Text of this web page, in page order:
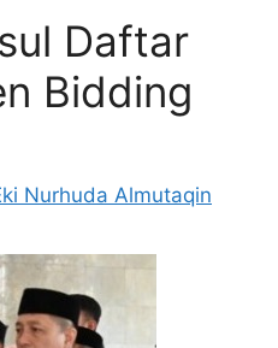
Daftar
Bidding
Nurhuda Almutaqin